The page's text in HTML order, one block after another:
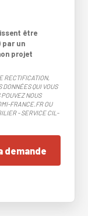
être
par un
projet
RECTIFICATION,
DONNÉES QUI VOUS
NOUS
FRANCE.FR OU
- SERVICE CIL-
demande